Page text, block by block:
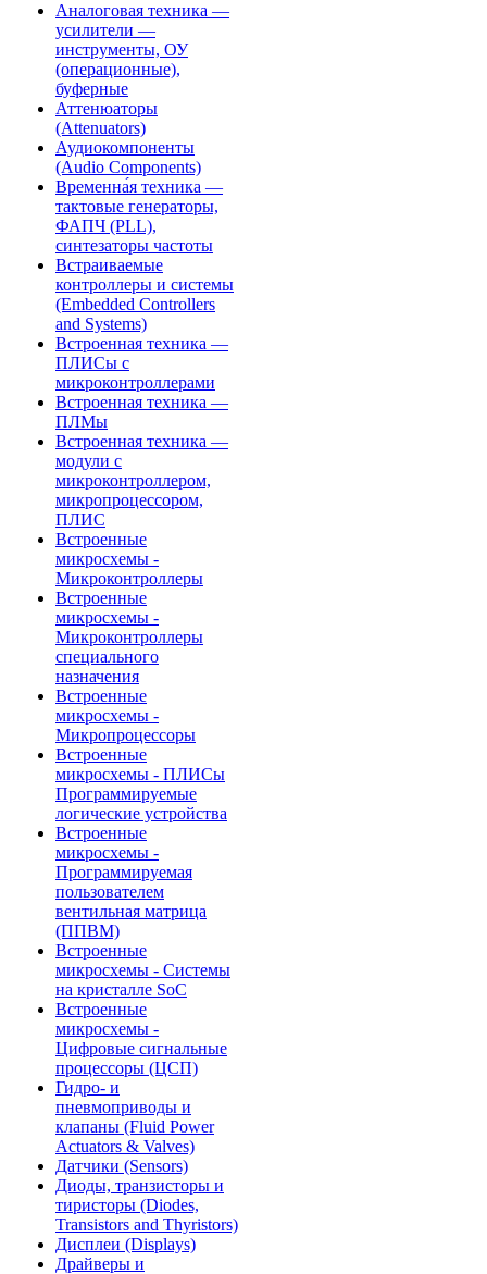
Аналоговая техника —
усилители —
инструменты, ОУ
(операционные),
буферные
Аттенюаторы
(Attenuators)
Аудиокомпоненты
(Audio Components)
Временна́я техника —
тактовые генераторы,
ФАПЧ (PLL),
синтезаторы частоты
Встраиваемые
контроллеры и системы
(Embedded Controllers
and Systems)
Встроенная техника —
ПЛИСы с
микроконтроллерами
Встроенная техника —
ПЛМы
Встроенная техника —
модули с
микроконтроллером,
микропроцессором,
ПЛИС
Встроенные
микросхемы -
Микроконтроллеры
Встроенные
микросхемы -
Микроконтроллеры
специального
назначения
Встроенные
микросхемы -
Микропроцессоры
Встроенные
микросхемы - ПЛИСы
Программируемые
логические устройства
Встроенные
микросхемы -
Программируемая
пользователем
вентильная матрица
(ППВМ)
Встроенные
микросхемы - Системы
на кристалле SoC
Встроенные
микросхемы -
Цифровые сигнальные
процессоры (ЦСП)
Гидро- и
пневмоприводы и
клапаны (Fluid Power
Actuators & Valves)
Датчики (Sensors)
Диоды, транзисторы и
тиристоры (Diodes,
Transistors and Thyristors)
Дисплеи (Displays)
Драйверы и